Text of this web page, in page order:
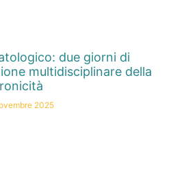
due giorni di
multidisciplinare della
2025